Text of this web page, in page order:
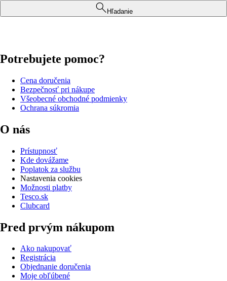
Hľadanie
Potrebujete pomoc?
Cena doručenia
Bezpečnosť pri nákupe
Všeobecné obchodné podmienky
Ochrana súkromia
O nás
Prístupnosť
Kde dovážame
Poplatok za službu
Nastavenia cookies
Možnosti platby
Tesco.sk
Clubcard
Pred prvým nákupom
Ako nakupovať
Registrácia
Objednanie doručenia
Moje obľúbené